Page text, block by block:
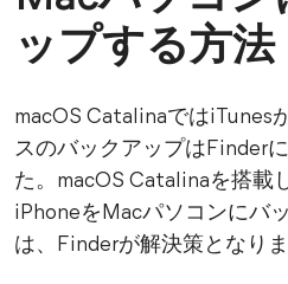
ップする方法
macOS CatalinaではiTunes
スのバックアップはFinder
た。macOS Catalinaを搭載
iPhoneをMacパソコンにバ
は、Finderが解決策となりま